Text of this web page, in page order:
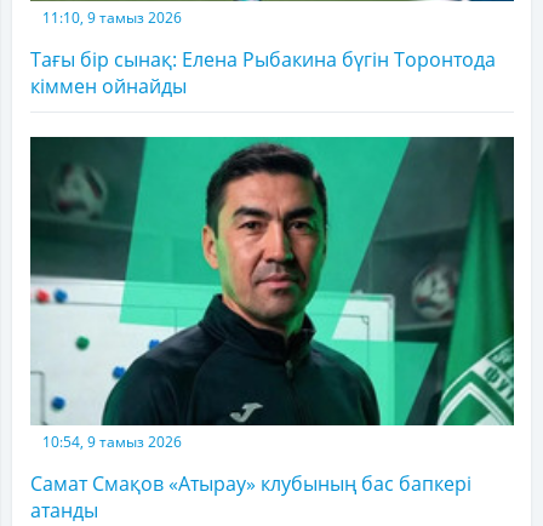
11:10, 9 тамыз 2026
Тағы бір сынақ: Елена Рыбакина бүгін Торонтода
кіммен ойнайды
10:54, 9 тамыз 2026
Самат Смақов «Атырау» клубының бас бапкері
атанды